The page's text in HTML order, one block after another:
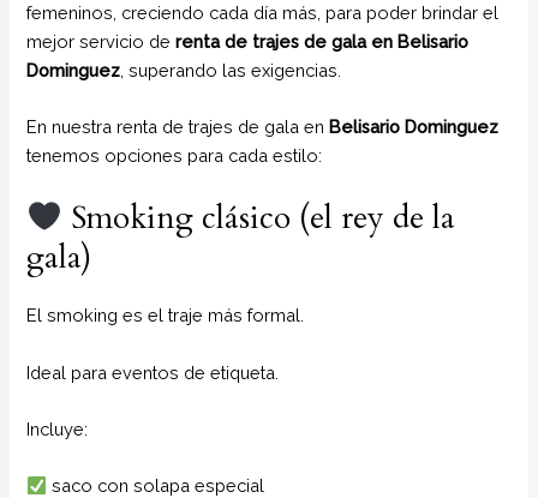
femeninos, creciendo cada día más, para poder brindar el
mejor servicio derenta de trajes de gala en Belisario
Dominguez , superando las exigencias.
En nuestra renta de trajes de gala enBelisario Dominguez
tenemos opciones para cada estilo:
Smoking clásico (el rey de la
gala)
El smoking es el traje más formal.
Ideal para eventos de etiqueta.
Incluye:
saco con solapa especial